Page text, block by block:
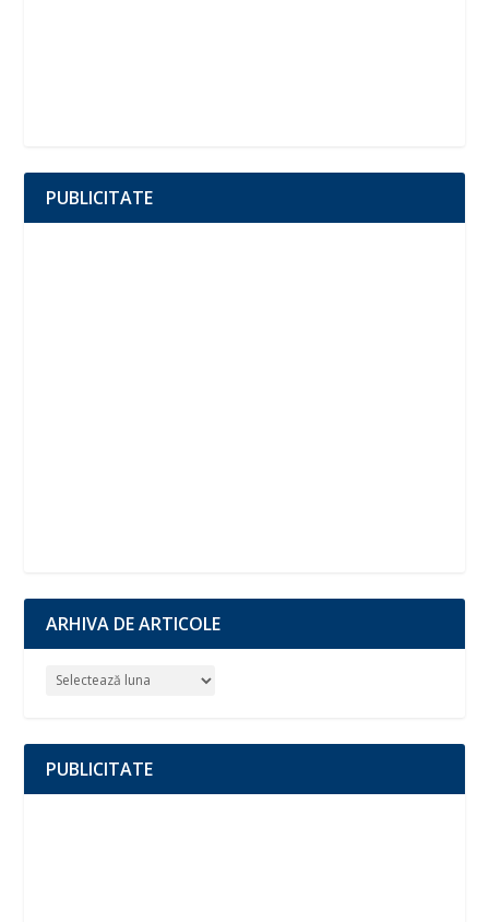
PUBLICITATE
ARHIVA DE ARTICOLE
PUBLICITATE